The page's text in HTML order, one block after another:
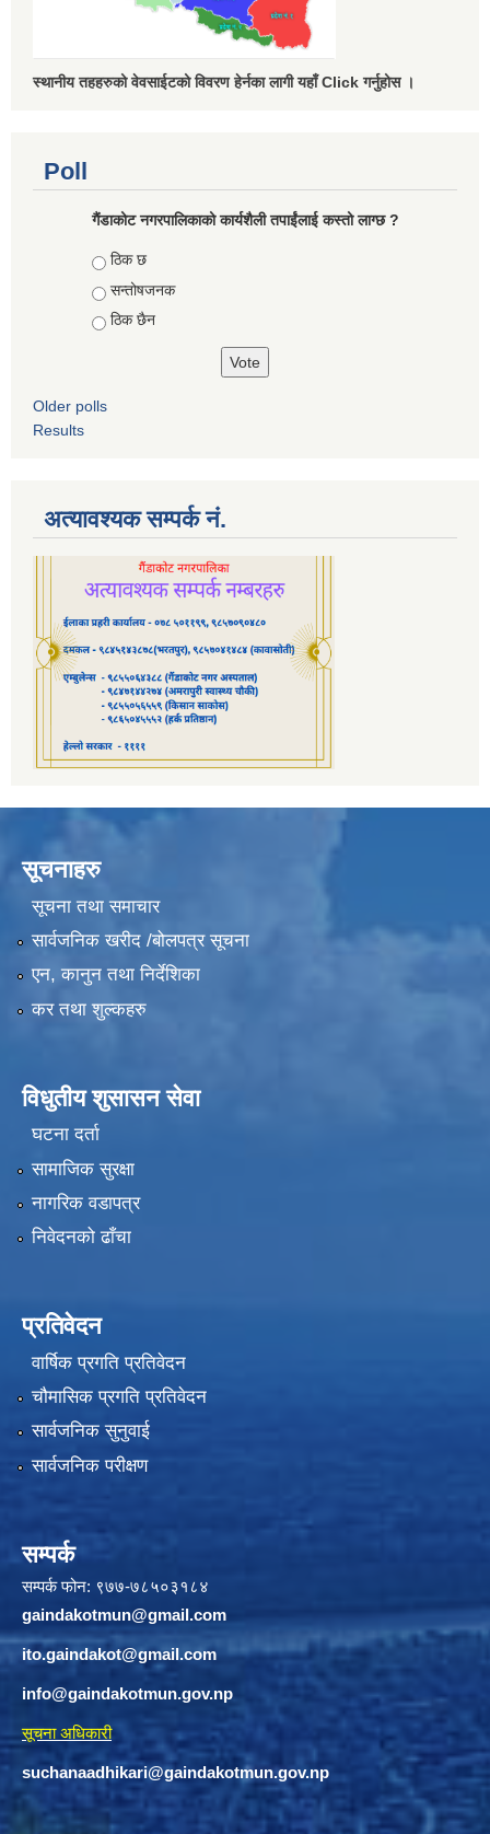
स्थानीय तहहरुको वेवसाईटको विवरण हेर्नका लागी यहाँ Click गर्नुहोस ।
Poll
गैंडाकोट नगरपालिकाको कार्यशैली तपाईंलाई कस्तो लाग्छ ?
Choices
ठिक छ
सन्तोषजनक
ठिक छैन
Older polls
Results
अत्यावश्यक सम्पर्क नं.
सूचनाहरु
सूचना तथा समाचार
सार्वजनिक खरीद /बोलपत्र सूचना
एन, कानुन तथा निर्देशिका
कर तथा शुल्कहरु
विधुतीय शुसासन सेवा
घटना दर्ता
सामाजिक सुरक्षा
नागरिक वडापत्र
निवेदनको ढाँचा
प्रतिवेदन
वार्षिक प्रगति प्रतिवेदन
चौमासिक प्रगति प्रतिवेदन
सार्वजनिक सुनुवाई
सार्वजनिक परीक्षण
सम्पर्क
सम्पर्क फोन: ९७७-७८५०३१८४
gaindakotmun@gmail.com
ito.gaindakot@gmail.com
info@gaindakotmun.gov.np
सूचना अधिकारी
suchanaadhikari@gaindakotmun.gov.np